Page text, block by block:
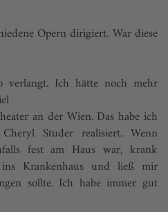
Opern dirigiert. War diese
verlangt. Ich hätte noch mehr
an der Wien. Das habe ich
Studer realisiert. Wenn
fest am Haus war, krank
Krankenhaus und ließ mir
sollte. Ich habe immer gut